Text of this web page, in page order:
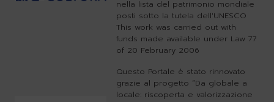
nella lista del patrimonio mondiale
posti sotto la tutela dell'UNESCO
This work was carried out with
funds made available under Law 77
of 20 February 2006
Questo Portale è stato rinnovato
grazie al progetto “Da globale a
locale: riscoperta e valorizzazione